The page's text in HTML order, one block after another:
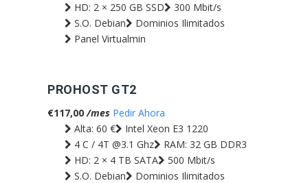
HD: 2 × 250 GB SSD
300 Mbit/s
S.O. Debian
Dominios Ilimitados
Panel Virtualmin
PROHOST GT2
€117,00/mes Pedir Ahora
Alta: 60 €
Intel Xeon E3 1220
4 C / 4T @3.1 Ghz
RAM: 32 GB DDR3
HD: 2 × 4 TB SATA
500 Mbit/s
S.O. Debian
Dominios Ilimitados